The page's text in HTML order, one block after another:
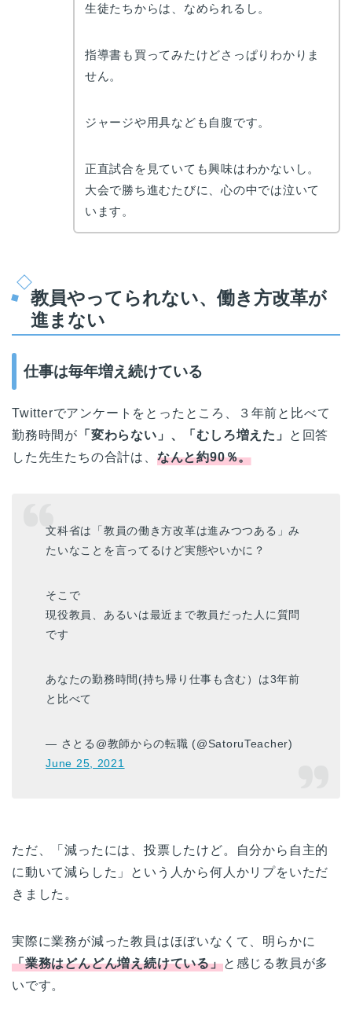
生徒たちからは、なめられるし。
指導書も買ってみたけどさっぱりわかりま
せん。
ジャージや用具なども自腹です。
正直試合を見ていても興味はわかないし。
大会で勝ち進むたびに、心の中では泣いて
います。
教員やってられない、働き方改革が
進まない
仕事は毎年増え続けている
Twitterでアンケートをとったところ、３年前と比べて
勤務時間が 「変わらない」、「むしろ増えた」
と回答
した先生たちの合計は、 なんと約90％。
文科省は「教員の働き方改革は進みつつある」み
たいなことを言ってるけど実態やいかに？
そこで
現役教員、あるいは最近まで教員だった人に質問
です
あなたの勤務時間(持ち帰り仕事も含む）は3年前
と比べて
— さとる@教師からの転職 (@SatoruTeacher)
June 25, 2021
ただ、「減ったには、投票したけど。自分から自主的
に動いて減らした」という人から何人かリプをいただ
きました。
実際に業務が減った教員はほぼいなくて、明らかに
「業務はどんどん増え続けている」と感じる教員が多
いです。